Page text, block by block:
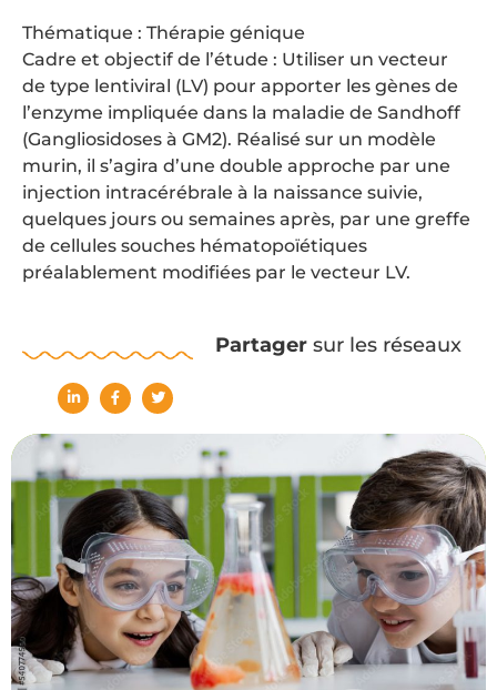
Thématique : Thérapie génique
Cadre et objectif de l’étude : Utiliser un vecteur
de type lentiviral (LV) pour apporter les gènes de
l’enzyme impliquée dans la maladie de Sandhoff
(Gangliosidoses à GM2). Réalisé sur un modèle
murin, il s’agira d’une double approche par une
injection intracérébrale à la naissance suivie,
quelques jours ou semaines après, par une greffe
de cellules souches hématopoïétiques
préalablement modifiées par le vecteur LV.
Partagersur les réseaux